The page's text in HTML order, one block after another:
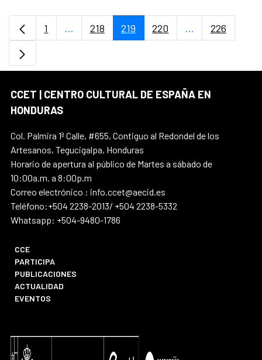
Página
1 ...Páginas intermedias Use TAB para
Página
218 Página
219 Página
220 ...PáginasPágina
226
CCET | CENTRO CULTURAL DE ESPAÑA EN
HONDURAS
Col. Palmira 1ª Calle, #655, Contiguo al Redondel de los
Artesanos, Tegucigalpa, Honduras
Horario de apertura al público de Martes a sábado de
10:00a.m. a 8:00p.m
Correo electrónico : info.ccet@aecid.es
Teléfono:+504 2238-2013/ +504 2238-5332
Whatsapp: +504-9480-1786
CCE
PARTICIPA
PUBLICACIONES
ACTUALIDAD
EVENTOS